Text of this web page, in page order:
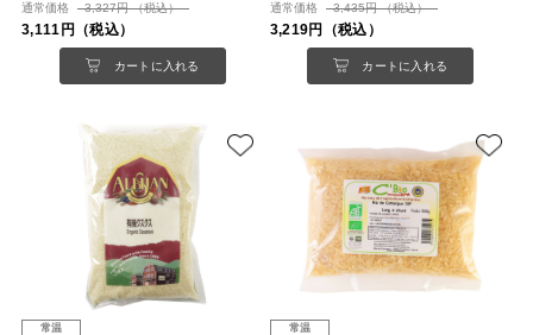
通常価格 3,327円 （税込）
3,111円（税込）
カートに入れる
通常価格 3,435円 （税込）
3,219円（税込）
カートに入れる
常温 常温